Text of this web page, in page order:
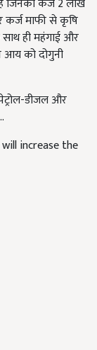
जिनका कर्ज 2 लाख
कर्ज माफी से कृषि
ही महंगाई और
आय को दोगुनी
डीजल और
increase the